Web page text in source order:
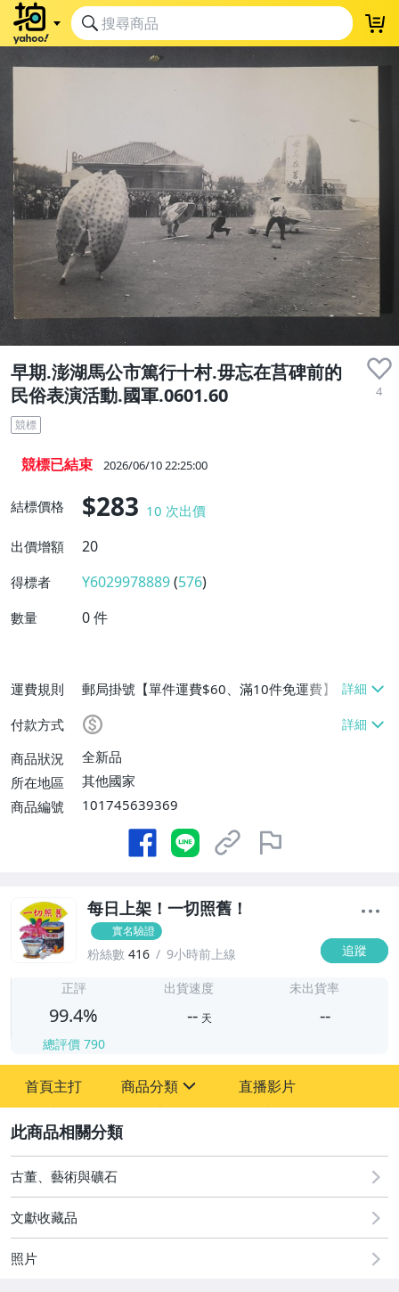
早期.澎湖馬公市篤行十村.毋忘在莒碑前的
民俗表演活動.國軍.0601.60
4
競標
競標已結束 2026/06/10 22:25:00
結標價格 $283 10 次出價
出價增額
20
得標者 Y6029978889(576)
數量 0件
運費規則
郵局掛號【單件運費$60、滿10件免運費】
付款方式
商品狀況
全新品
所在地區
其他國家
商品編號
101745639369
每日上架！一切照舊！
實名驗證
粉絲數 416 9小時前上線 追蹤
正評
99.4%
總評價 790
出貨速度
-- 天
未出貨率
--
首頁主打 商品分類
古董、藝術與礦石
偶像、球員卡與郵幣
直播影片
古董、藝術與礦石
文獻收藏品
照片